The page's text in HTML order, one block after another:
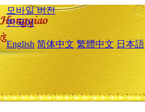
모바일 버전
한국어
English 简体中文 繁體中文 日本語